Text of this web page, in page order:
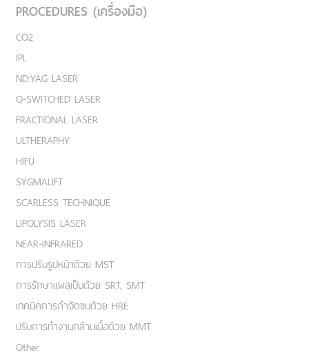
PROCEDURES (เครื่องมือ)
CO2
IPL
ND:YAG LASER
Q-SWITCHED LASER
FRACTIONAL LASER
ULTHERAPHY
HIFU
SYGMALIFT
SCARLESS TECHNIQUE
LIPOLYSIS LASER
NEAR-INFRARED
การปรับรูปหน้าด้วย MST
การรักษาแผลเป็นด้วย SRT, SMT
เทคนิคการกำจัดขนด้วย HRE
ปรับการทำงานกล้ามเนื้อด้วย MMT
Other